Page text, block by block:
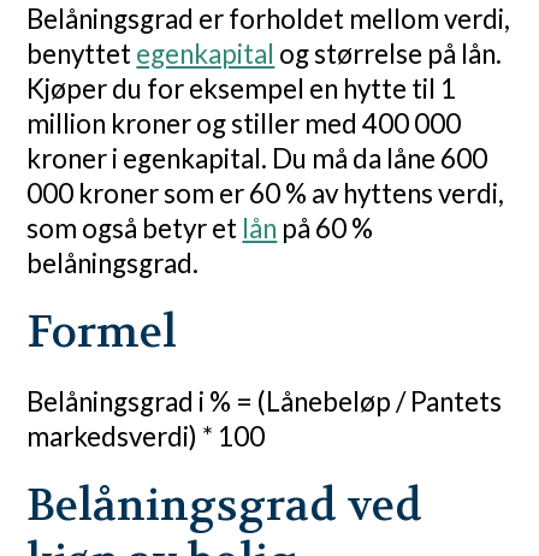
Belåningsgrad er forholdet mellom verdi,
benyttetegenkapital og størrelse på lån.
Kjøper du for eksempel en hytte til 1
million kroner og stiller med 400 000
kroner i egenkapital. Du må da låne 600
000 kroner som er 60 % av hyttens verdi,
som også betyr et lån på 60 %
belåningsgrad.
Formel
Belåningsgrad i % = (Lånebeløp / Pantets
markedsverdi) * 100
Belåningsgrad ved